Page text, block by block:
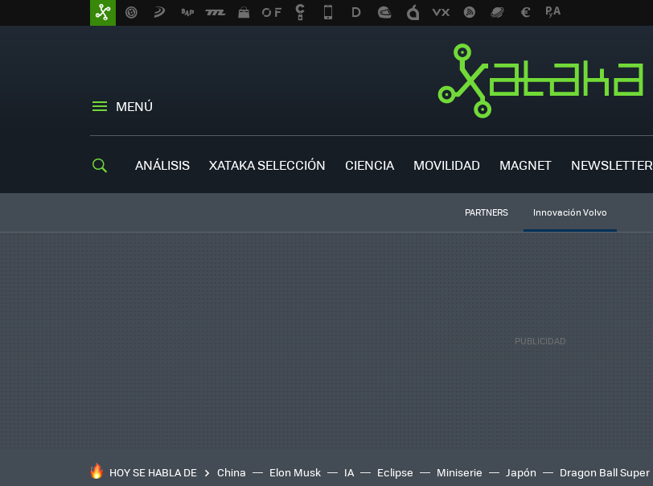
MENÚ
ANÁLISIS XATAKA SELECCIÓN CIENCIA MOVILIDAD MAGNET NEWSLETTER
PARTNERS Innovación Volvo
HOY SE HABLA DE China Elon Musk IA Eclipse Miniserie Japón Dragon Ball Super